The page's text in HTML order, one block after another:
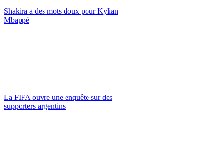
Shakira a des mots doux pour Kylian
Mbappé
La FIFA ouvre une enquête sur des
supporters argentins